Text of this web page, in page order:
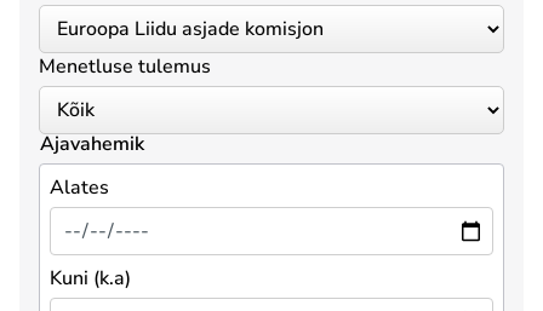
Menetluse tulemus
Ajavahemik
Alates
Kuni (k.a)